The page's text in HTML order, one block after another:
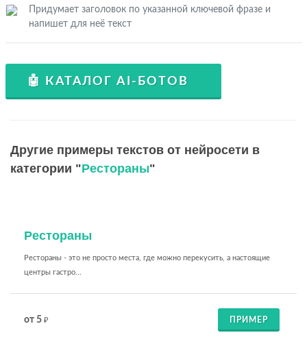
Придумает заголовок по указанной ключевой фразе и
напишет для неё текст
🤖 КАТАЛОГ AI-БОТОВ
Другие примеры текстов от нейросети в
категории "Рестораны"
Рестораны
Рестораны - это не просто места, где можно перекусить, а настоящие
центры гастро...
от 5 ₽ ПРИМЕР